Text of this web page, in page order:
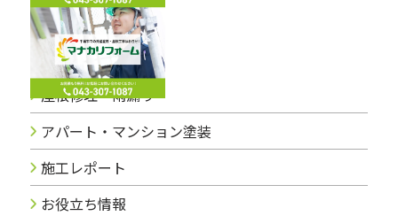
ブログカテゴリー
屋根修理・雨漏り
アパート・マンション塗装
施工レポート
お役立ち情報